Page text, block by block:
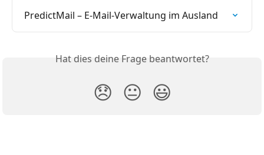
PredictMail – E-Mail-Verwaltung im Ausland
Hat dies deine Frage beantwortet?
😞 😐 😃